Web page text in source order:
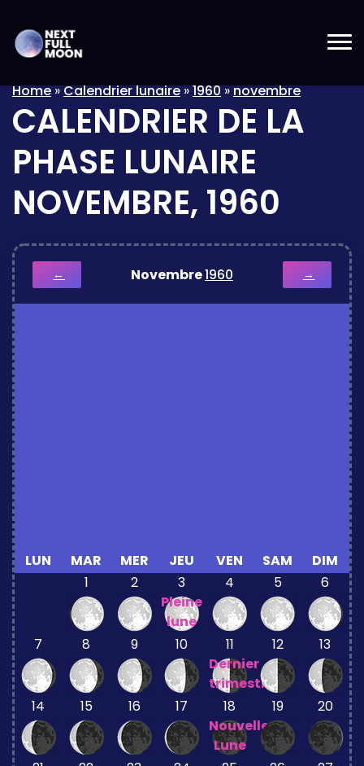
Home»Calendrier lunaire»1960»novembre
CALENDRIER DE LA
PHASE LUNAIRE
NOVEMBRE, 1960
← Novembre1960 →
LUN MAR MER JEU VEN SAM
DIM
1
2
3
Pleine
lune
4 5 6
7 8 9 10
11
Dernier
trimestre
12 13
14 15 16 17
18
Nouvelle
Lune
19 20